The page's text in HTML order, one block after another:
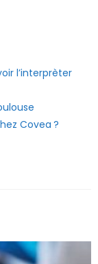
l’interprèter
Covea ?